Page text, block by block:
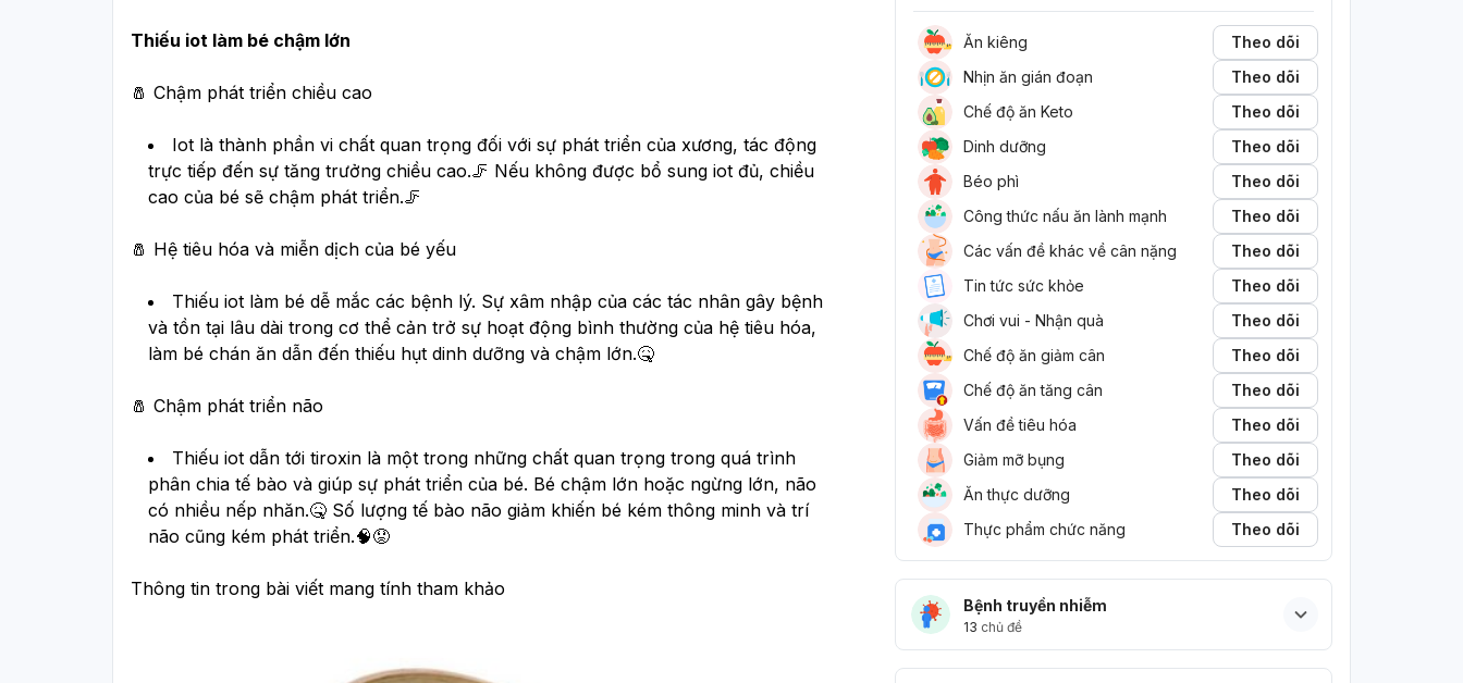
Thiếu iot làm bé chậm lớn
🧂 Chậm phát triển chiều cao
Iot là thành phần vi chất quan trọng đối với sự phát triển của xương, tác động
trực tiếp đến sự tăng trưởng chiều cao.🦵 Nếu không được bổ sung iot đủ, chiều
cao của bé sẽ chậm phát triển.🦵
🧂 Hệ tiêu hóa và miễn dịch của bé yếu
Thiếu iot làm bé dễ mắc các bệnh lý. Sự xâm nhập của các tác nhân gây bệnh
và tồn tại lâu dài trong cơ thể cản trở sự hoạt động bình thường của hệ tiêu hóa,
làm bé chán ăn dẫn đến thiếu hụt dinh dưỡng và chậm lớn.🤒
🧂 Chậm phát triển não
Thiếu iot dẫn tới tiroxin là một trong những chất quan trọng trong quá trình
phân chia tế bào và giúp sự phát triển của bé. Bé chậm lớn hoặc ngừng lớn, não
có nhiều nếp nhăn.🤒 Số lượng tế bào não giảm khiến bé kém thông minh và trí
não cũng kém phát triển.🧠😟
Thông tin trong bài viết mang tính tham khảo
Ăn kiêng
Theo dõi
Nhịn ăn gián đoạn
Theo dõi
Chế độ ăn Keto
Theo dõi
Dinh dưỡng
Theo dõi
Béo phì
Theo dõi
Công thức nấu ăn lành mạnh
Theo dõi
Các vấn đề khác về cân nặng
Theo dõi
Tin tức sức khỏe
Theo dõi
Chơi vui - Nhận quà
Theo dõi
Chế độ ăn giảm cân
Theo dõi
Chế độ ăn tăng cân
Theo dõi
Vấn đề tiêu hóa
Theo dõi
Giảm mỡ bụng
Theo dõi
Ăn thực dưỡng
Theo dõi
Thực phẩm chức năng
Theo dõi
Bệnh truyền nhiễm
13 chủ đề